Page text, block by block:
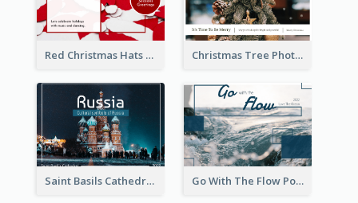
Red Christmas Hats Photo Postcard Christmas Tree Photo Christmas Holidays Post Card
Saint Basils Cathedral Post Card Go With The Flow Post Card